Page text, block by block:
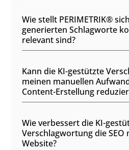
Wie stellt PERIMETRIK®
generierten Schlagworte
relevant sind?
Kann die KI-gestützte
meinen manuellen
Content-Erstellung
Wie verbessert die KI-
Verschlagwortung die SEO
Website?